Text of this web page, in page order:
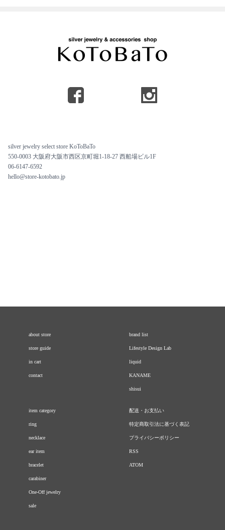
silver jewelry select store KoToBaTo
550-0003 大阪府大阪市西区京町堀1-18-27 西船場ビル1F
06-6147-6592
hello@store-kotobato.jp
about store
store guide
in cart
contact
brand list
Lifestyle Design Lab
liquid
KANAME
shisui
item category
ring
necklace
ear item
bracelet
carabiner
One-Off jewelry
sale
配送・お支払い
特定商取引法に基づく表記
プライバシーポリシー
RSS
ATOM